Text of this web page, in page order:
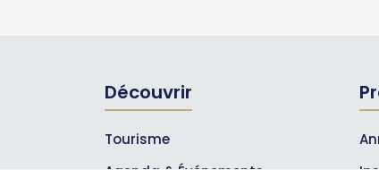
Découvrir
Tourisme